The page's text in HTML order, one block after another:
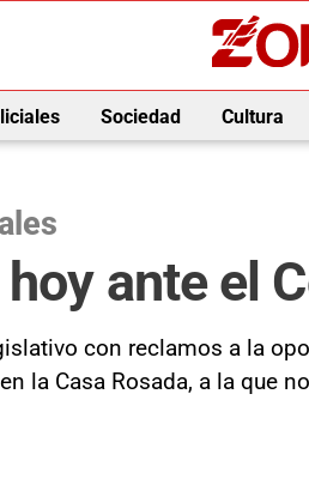
Sociedad Cultura
ante el
con reclamos a la
la Casa Rosada, a la que